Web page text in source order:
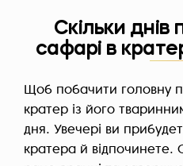
Скільки днів
сафарі в
Щоб побачити головну
кратер із його
дня. Увечері ви
кратера й відпочинете.